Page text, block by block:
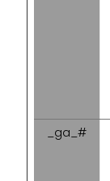
_ga_#